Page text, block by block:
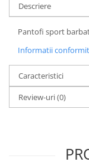
Descriere
Pantofi sport
Informatii
Caracteristici
Review-uri(0)